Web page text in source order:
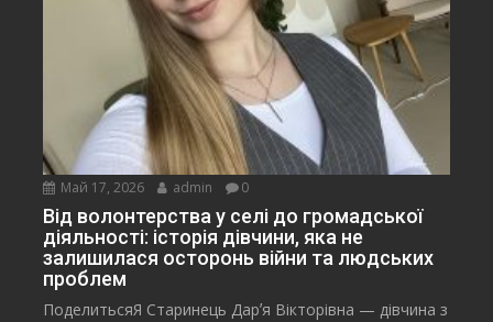
Май 17, 2026 admin 0
Від волонтерства у селі до громадської
діяльності: історія дівчини, яка не
залишилася осторонь війни та людських
проблем
ПоделитьсяЯ Старинець Дарʼя Вікторівна — дівчина з